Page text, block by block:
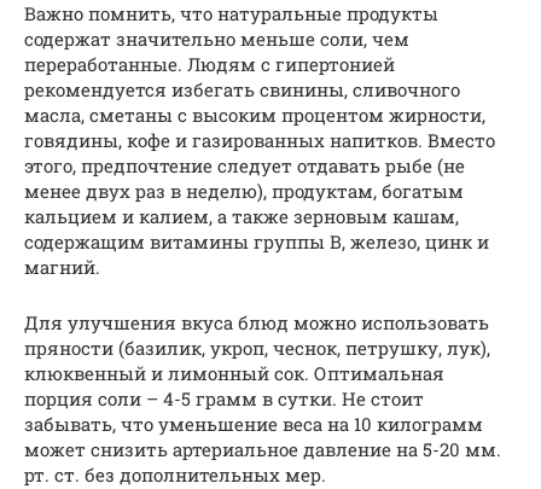
Важно помнить, что натуральные продукты
содержат значительно меньше соли, чем
переработанные. Людям с гипертонией
рекомендуется избегать свинины, сливочного
масла, сметаны с высоким процентом жирности,
говядины, кофе и газированных напитков. Вместо
этого, предпочтение следует отдавать рыбе (не
менее двух раз в неделю), продуктам, богатым
кальцием и калием, а также зерновым кашам,
содержащим витамины группы В, железо, цинк и
магний.
Для улучшения вкуса блюд можно использовать
пряности (базилик, укроп, чеснок, петрушку, лук),
клюквенный и лимонный сок. Оптимальная
порция соли – 4-5 грамм в сутки. Не стоит
забывать, что уменьшение веса на 10 килограмм
может снизить артериальное давление на 5-20 мм.
рт. ст. без дополнительных мер.